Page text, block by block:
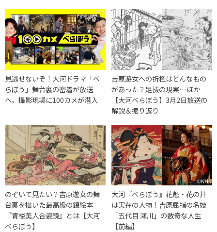
見逃せないぞ！大河ドラマ「べ
らぼう」舞台裏の密着が放送
へ。撮影現場に100カメが潜入
吉原遊女への折檻はどんなもの
があった？足抜の現実…ほか
【大河べらぼう】3月2日放送の
解説＆振り返り
のぞいて見たい？吉原遊女の舞
台裏を描いた最高級の錦絵本
『青楼美人合姿鏡』とは【大河
べらぼう】
大河『べらぼう』花魁・花の井
は実在の人物！吉原屈指の名妓
「五代目 瀬川」の数奇な人生
【前編】